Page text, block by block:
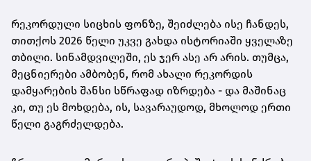
რეკორდული სიცხის ფონზე, შეიძლება ისე ჩანდეს,
თითქოს 2026 წელი უკვე გახდა ისტორიაში ყველაზე
თბილი. სინამდვილეში, ეს ჯერ ასე არ არის. თუმცა,
მეცნიერები ამბობენ, რომ ახალი რეკორდის
დამყარების შანსი სწრაფად იზრდება - და მაშინაც
კი, თუ ეს მოხდება, ის, სავარაუდოდ, მხოლოდ ერთი
წელი გაგრძელდება.